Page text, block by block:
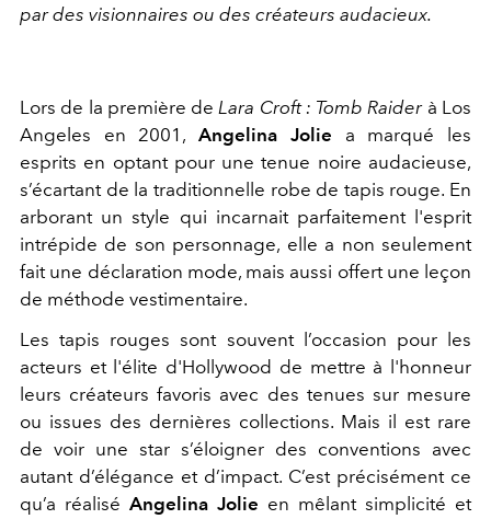
par des visionnaires ou des créateurs audacieux.
Lors de la première deLara Croft : Tomb Raiderà Los
Angeles en 2001,Angelina Jolie a marqué les
esprits en optant pour une tenue noire audacieuse,
s’écartant de la traditionnelle robe de tapis rouge. En
arborant un style qui incarnait parfaitement l'esprit
intrépide de son personnage, elle a non seulement
fait une déclaration mode, mais aussi offert une leçon
de méthode vestimentaire.
Les tapis rouges sont souvent l’occasion pour les
acteurs et l'élite d'Hollywood de mettre à l'honneur
leurs créateurs favoris avec des tenues sur mesure
ou issues des dernières collections. Mais il est rare
de voir une star s’éloigner des conventions avec
autant d’élégance et d’impact. C’est précisément ce
qu’a réalisé Angelina Jolie en mêlant simplicité et